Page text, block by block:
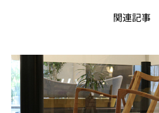
関連記事